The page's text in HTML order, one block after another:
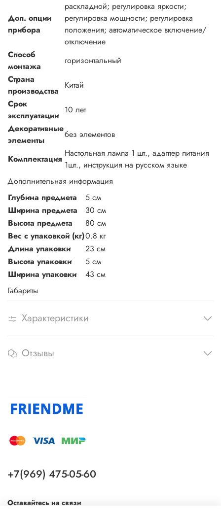
Дополнительная информация
Доп. опции
прибора
раскладной; регулировка яркости;
регулировка мощности; регулировка
положения; автоматическое включение/
отключение
Способ
монтажа
горизонтальный
Страна
производства
Китай
Срок
эксплуатации
10 лет
Декоративные
элементы
без элементов
Комплектация
Настольная лампа 1 шт., адаптер питания
1шт., инструкция на русском языке
Габариты
Глубина предмета
5 см
Ширина предмета
30 см
Высота предмета
80 см
Вес с упаковкой (кг)0.8 кг
Длина упаковки
23 см
Высота упаковки
5 см
Ширина упаковки
43 см
Характеристики
Отзывы
+7(969) 475-05-60
Оставайтесь на связи